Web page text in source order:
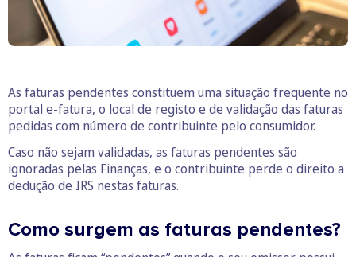
As faturas pendentes constituem uma situação frequente no
portal e-fatura, o local de registo e de validação das faturas
pedidas com número de contribuinte pelo consumidor.
Caso não sejam validadas, as faturas pendentes são
ignoradas pelas Finanças, e o contribuinte perde o direito a
dedução de IRS nestas faturas.
Como surgem as faturas pendentes?